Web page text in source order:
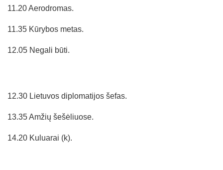
11.20 Aerodromas.
11.35 Kūrybos metas.
12.05 Negali būti.
12.30 Lietuvos diplomatijos šefas.
13.35 Amžių šešėliuose.
14.20 Kuluarai (k).